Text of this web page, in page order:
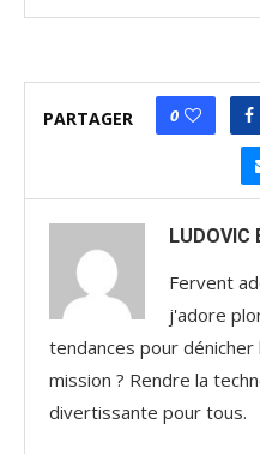
PARTAGER 0
LUDOVIC
Fervent
j'adore
tendances pour
mission ? Rendre la
divertissante pour tous.